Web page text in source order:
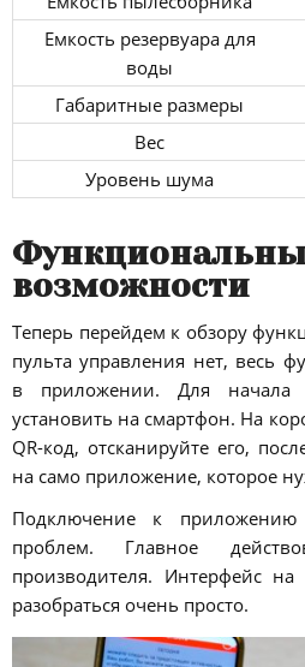
Емкость резервуара для
воды
Габаритные размеры
Вес
Уровень шума
возможности
Теперь перейдем к обзору
пульта управления нет, весь
в приложении. Для начала
установить на смартфон. На
QR-код, отсканируйте его,
на само приложение, которое
Подключение к
проблем. Главное
производителя. Интерфейс
разобраться очень просто.